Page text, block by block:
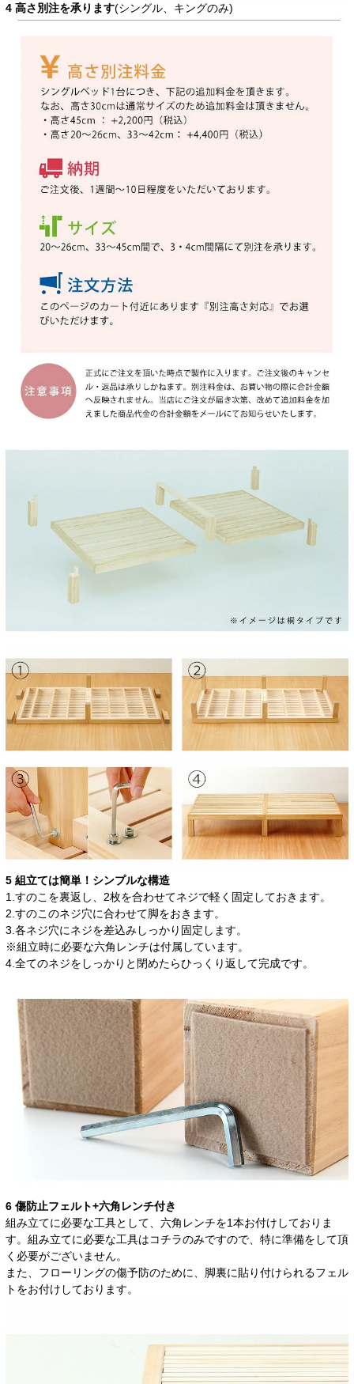
4 高さ別注を承ります(シングル、キングのみ)
5 組立ては簡単！シンプルな構造
1.すのこを裏返し、2枚を合わせてネジで軽く固定しておきます。
2.すのこのネジ穴に合わせて脚をおきます。
3.各ネジ穴にネジを差込みしっかり固定します。
※組立時に必要な六角レンチは付属しています。
4.全てのネジをしっかりと閉めたらひっくり返して完成です。
6 傷防止フェルト+六角レンチ付き
組み立てに必要な工具として、六角レンチを1本お付けしておりま
す。組み立てに必要な工具はコチラのみですので、特に準備をして頂
く必要がございません。
また、フローリングの傷予防のために、脚裏に貼り付けられるフェル
トをお付けしております。